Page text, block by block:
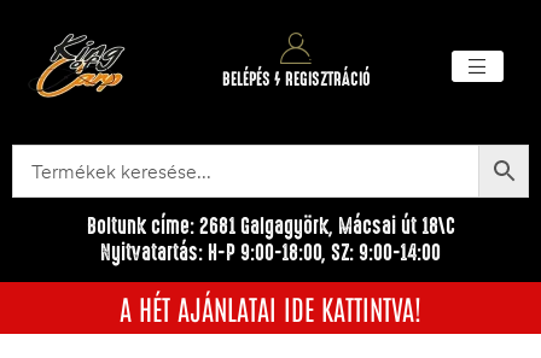
BELÉPÉS / REGISZTRÁCIÓ
Boltunk címe: 2681 Galgagyörk, Mácsai út 18\C
Nyitvatartás: H-P 9:00-18:00, SZ: 9:00-14:00
A HÉT AJÁNLATAI IDE KATTINTVA!